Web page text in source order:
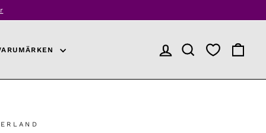
LOGGA INPRODUKTSÖKNING